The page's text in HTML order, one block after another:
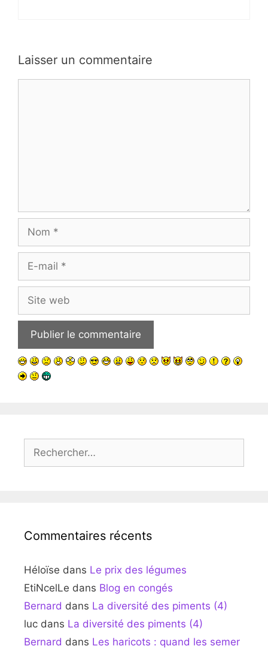
Laisser un commentaire
Nom
Site
web
Rechercher :
Commentaires récents
Héloïse dans Le prix des légumes
EtiNcelLe dans Blog en congés
Bernard dans La diversité des piments (4)
luc dans La diversité des piments (4)
Bernard dans Les haricots : quand les semer